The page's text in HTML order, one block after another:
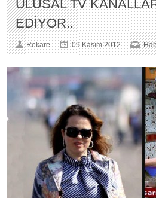
ULUSAL TV
EDİYOR..
Rekare 09 Kasım 2012